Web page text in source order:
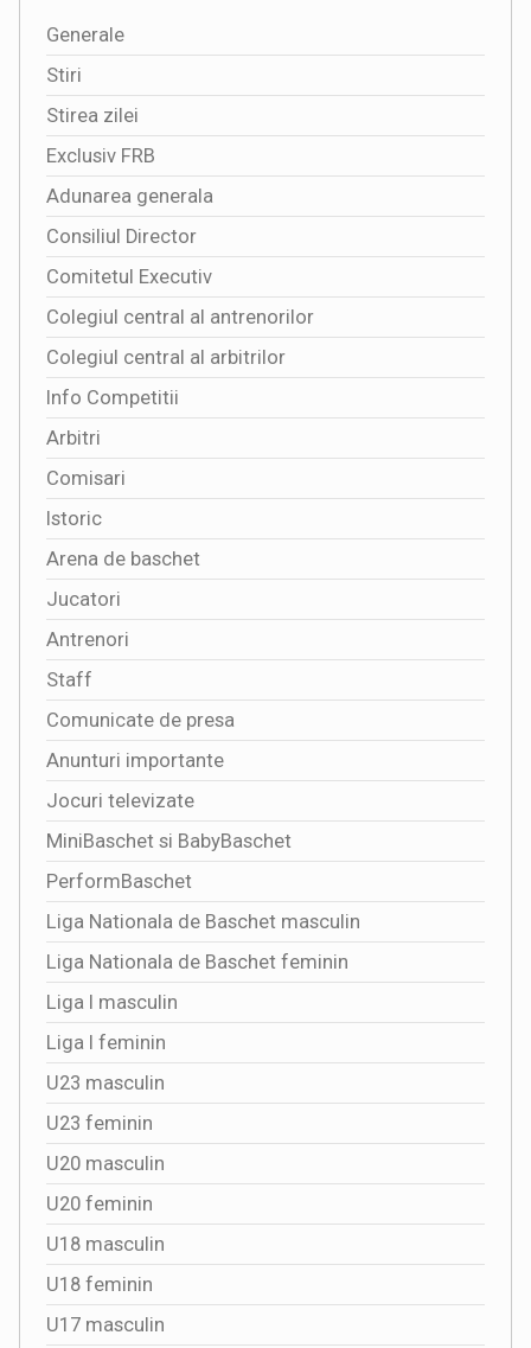
Generale
Stiri
Stirea zilei
Exclusiv FRB
Adunarea generala
Consiliul Director
Comitetul Executiv
Colegiul central al antrenorilor
Colegiul central al arbitrilor
Info Competitii
Arbitri
Comisari
Istoric
Arena de baschet
Jucatori
Antrenori
Staff
Comunicate de presa
Anunturi importante
Jocuri televizate
MiniBaschet si BabyBaschet
PerformBaschet
Liga Nationala de Baschet masculin
Liga Nationala de Baschet feminin
Liga I masculin
Liga I feminin
U23 masculin
U23 feminin
U20 masculin
U20 feminin
U18 masculin
U18 feminin
U17 masculin